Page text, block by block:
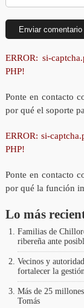
ERROR: si-
PHP!
Ponte en contacto
por qué el soporte
ERROR: si-
PHP!
Ponte en contacto
por qué la función
Lo más
Familias de
ribereña ante
Vecinos y
fortalecer la
Más de 25
Tomás